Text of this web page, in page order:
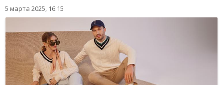
5 марта 2025, 16:15